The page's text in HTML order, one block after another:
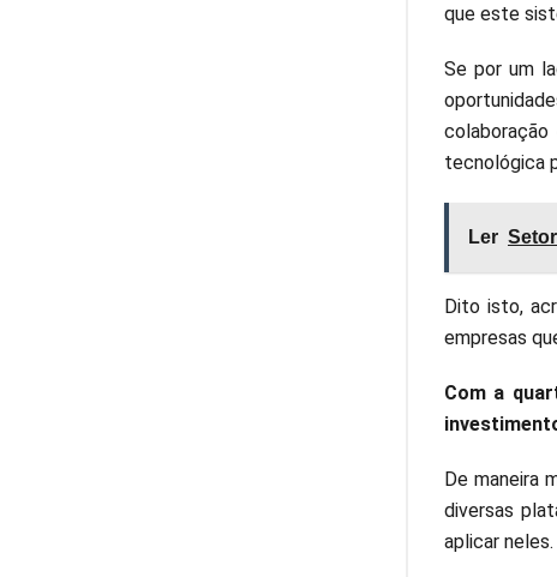
que este
Se por um
tecnológica
Ler
Dito isto,
empresas
Com a
De maneira
diversas
aplicar neles.